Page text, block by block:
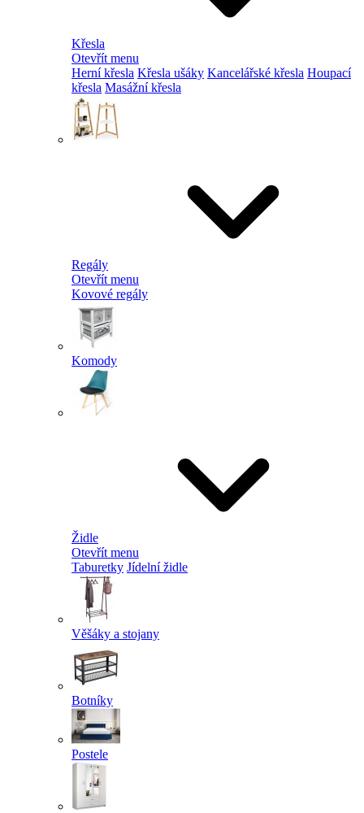
Křesla
Otevřít menu
Herní křesla Křesla ušáky Kancelářské křesla Houpací
křesla Masážní křesla
Regály
Otevřít menu
Kovové regály
Komody
Židle
Otevřít menu
Taburetky Jídelní židle
Věšáky a stojany
Botníky
Postele